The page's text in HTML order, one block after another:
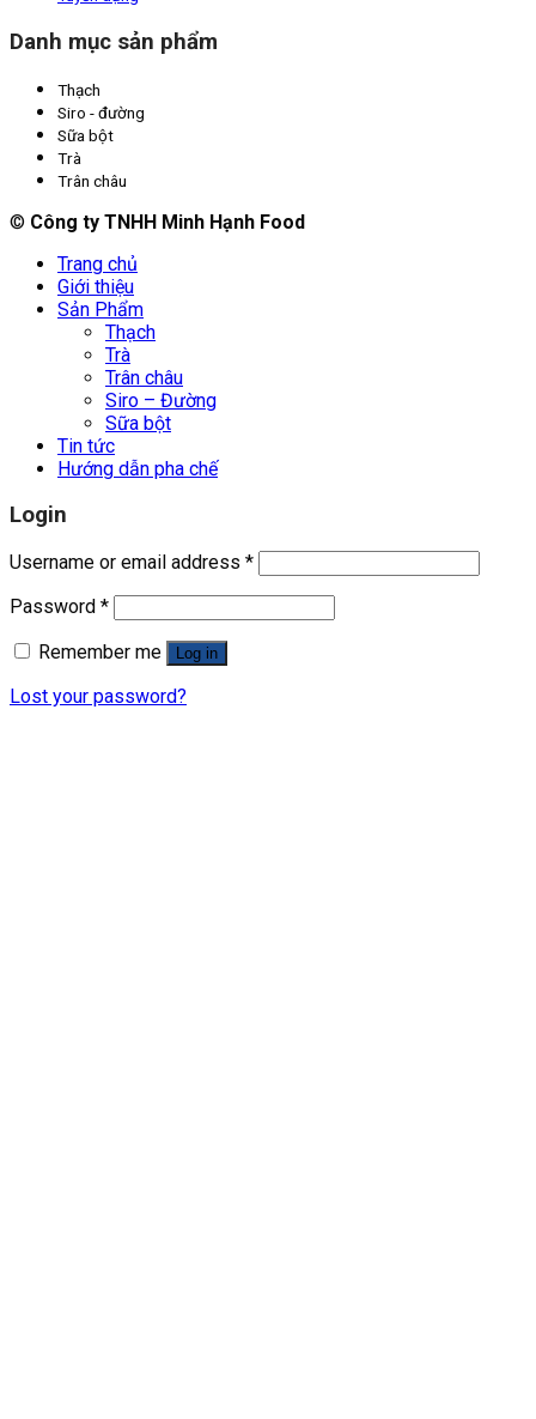
Danh mục sản phẩm
Thạch
Siro - đường
Sữa bột
Trà
Trân châu
© Công ty TNHH Minh Hạnh Food
Trang chủ
Giới thiệu
Sản Phẩm
Thạch
Trà
Trân châu
Siro – Đường
Sữa bột
Tin tức
Hướng dẫn pha chế
Login
Username or email address *
Password *
Remember me
Log in
Lost your password?